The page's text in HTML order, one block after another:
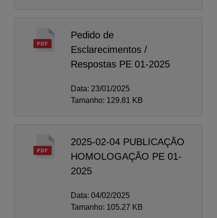
Pedido de
Esclarecimentos /
Respostas PE 01-2025
Data: 23/01/2025
Tamanho: 129.81 KB
2025-02-04 PUBLICAÇÃO
HOMOLOGAÇÃO PE 01-
2025
Data: 04/02/2025
Tamanho: 105.27 KB